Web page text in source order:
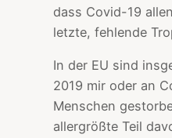
dass Covid-19
letzte, fehlende
In der EU sind
2019 mir oder an
Menschen
allergrößte Teil